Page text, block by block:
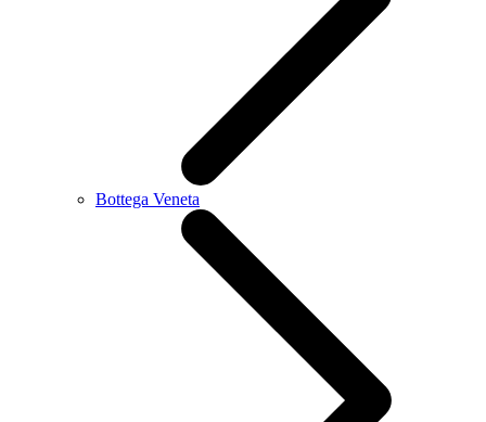
Bottega Veneta